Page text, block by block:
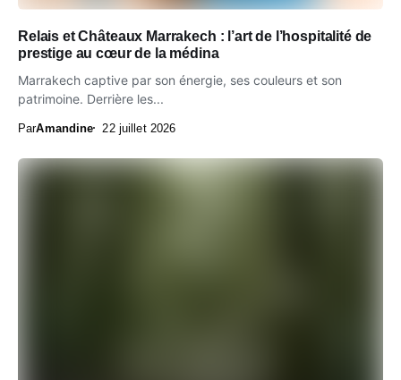
Relais et Châteaux Marrakech : l’art de l’hospitalité de
prestige au cœur de la médina
Marrakech captive par son énergie, ses couleurs et son
patrimoine. Derrière les...
ParAmandine 22 juillet 2026